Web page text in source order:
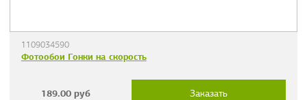
1109034590
Фотообои Гонки на скорость
189.00 руб Заказать